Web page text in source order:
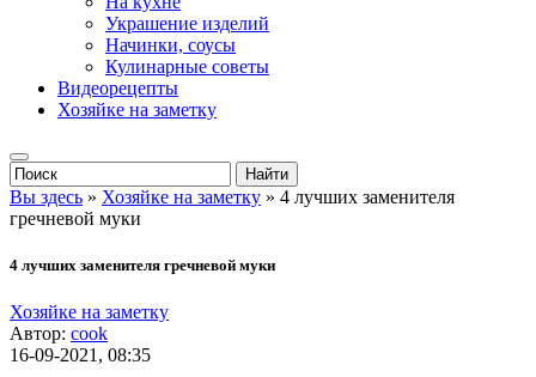
Украшение изделий
Начинки, соусы
Кулинарные советы
Видеорецепты
Хозяйке на заметку
Вы здесь » Хозяйке на заметку » 4 лучших заменителя
гречневой муки
4 лучших заменителя гречневой муки
Хозяйке на заметку
Автор: cook
16-09-2021, 08:35